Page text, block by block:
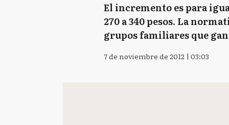
El incremento es para
270 a 340 pesos. La
grupos familiares que
7 de noviembre de 2012 | 03:03